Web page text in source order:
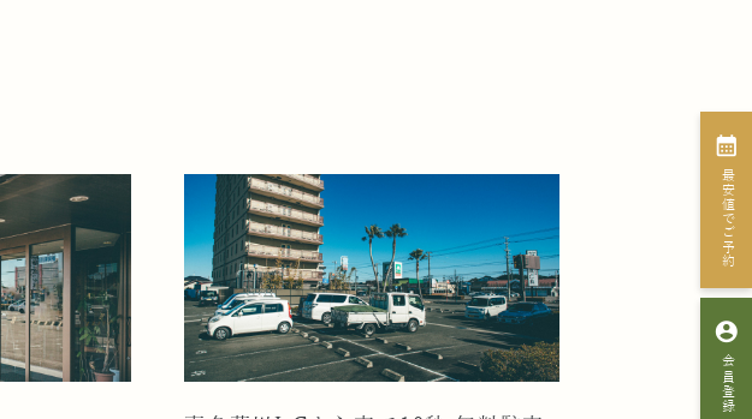
calendar_month
最安値でご予約
account_circle
会員登録